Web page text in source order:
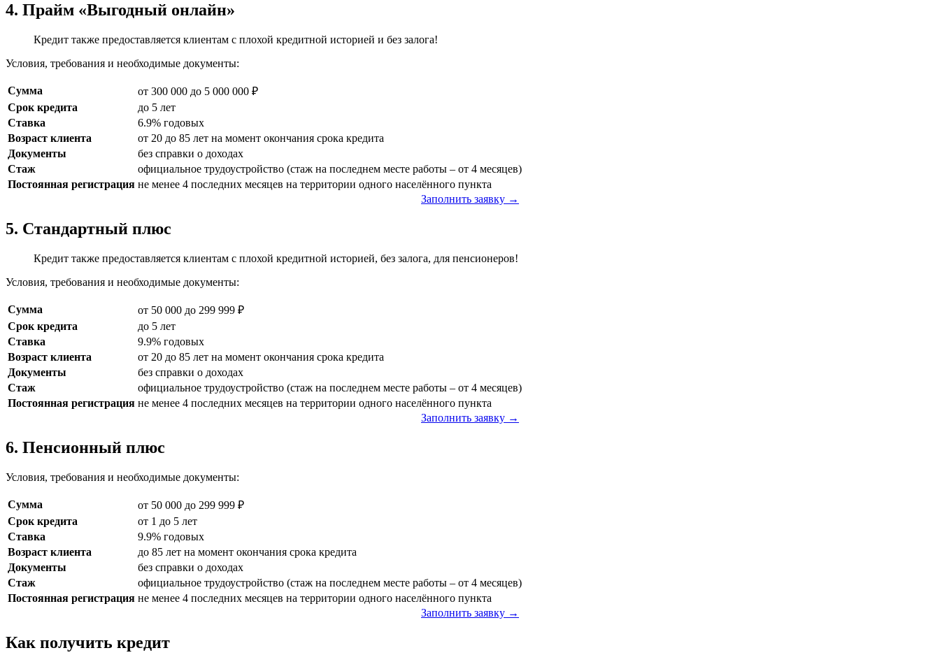
4. Прайм «Выгодный онлайн»
Кредит также предоставляется клиентам с плохой кредитной историей и без залога!
Условия, требования и необходимые документы:
Сумма
от 300 000 до 5 000 000 ₽
Срок кредита
до 5 лет
Ставка
6.9% годовых
Возраст клиента
от 20 до 85 лет на момент окончания срока кредита
Документы
без справки о доходах
Стаж
официальное трудоустройство (стаж на последнем месте работы – от 4 месяцев)
Постоянная регистрация не менее 4 последних месяцев на территории одного населённого пункта
Заполнить заявку →
5. Стандартный плюс
Кредит также предоставляется клиентам с плохой кредитной историей, без залога, для пенсионеров!
Условия, требования и необходимые документы:
Сумма
от 50 000 до 299 999 ₽
Срок кредита
до 5 лет
Ставка
9.9% годовых
Возраст клиента
от 20 до 85 лет на момент окончания срока кредита
Документы
без справки о доходах
Стаж
официальное трудоустройство (стаж на последнем месте работы – от 4 месяцев)
Постоянная регистрация не менее 4 последних месяцев на территории одного населённого пункта
Заполнить заявку →
6. Пенсионный плюс
Условия, требования и необходимые документы:
Сумма
от 50 000 до 299 999 ₽
Срок кредита
от 1 до 5 лет
Ставка
9.9% годовых
Возраст клиента
до 85 лет на момент окончания срока кредита
Документы
без справки о доходах
Стаж
официальное трудоустройство (стаж на последнем месте работы – от 4 месяцев)
Постоянная регистрация не менее 4 последних месяцев на территории одного населённого пункта
Заполнить заявку →
Как получить кредит